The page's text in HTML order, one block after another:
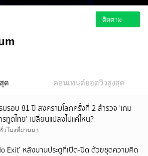
ติดตาม
ด คอนเทนต์ยอดวิวสูงสุด
บรอบ 81 ปี สงครามโลกครั้งที่ 2 สำรวจ ‘เกม
รทูตไทย’ เปลี่ยนแปลงไปแค่ไหน?
วโมงที่ผ่านมา
Exit’ หลังบานประตูที่เปิด-ปิด ด้วยชุดความคิด